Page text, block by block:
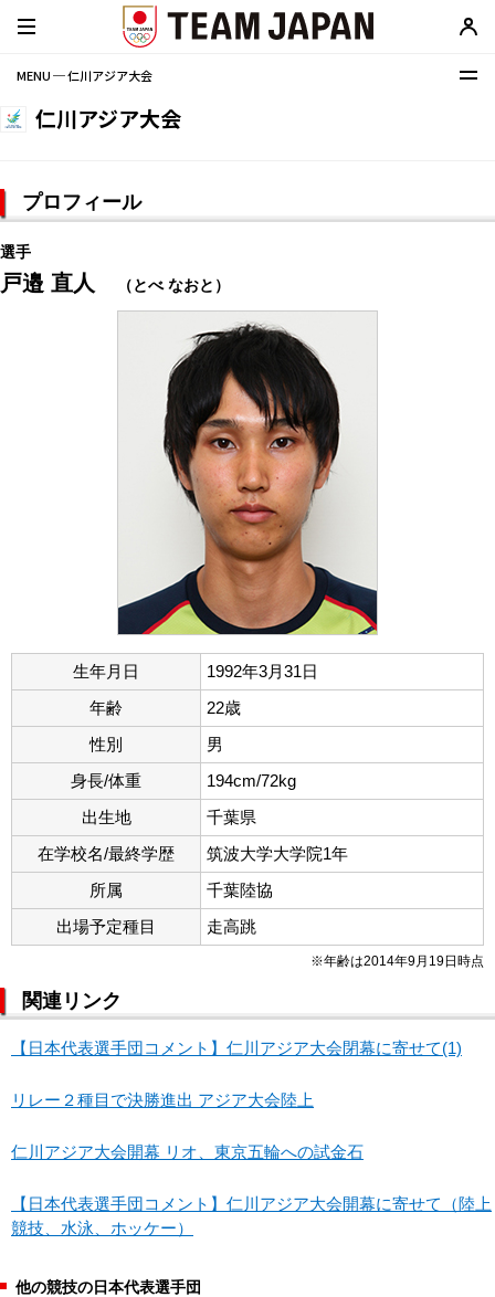
MENU ─ 仁川アジア大会
仁川アジア大会
プロフィール
選手
戸邉 直人 （とべ なおと）
生年月日
1992年3月31日
年齢
22歳
性別
男
身長/体重
194cm/72kg
出生地
千葉県
在学校名/最終学歴
筑波大学大学院1年
所属
千葉陸協
出場予定種目
走高跳
※年齢は2014年9月19日時点
関連リンク
【日本代表選手団コメント】仁川アジア大会閉幕に寄せて(1)
リレー２種目で決勝進出 アジア大会陸上
仁川アジア大会開幕 リオ、東京五輪への試金石
【日本代表選手団コメント】仁川アジア大会開幕に寄せて（陸上
競技、水泳、ホッケー）
他の競技の日本代表選手団